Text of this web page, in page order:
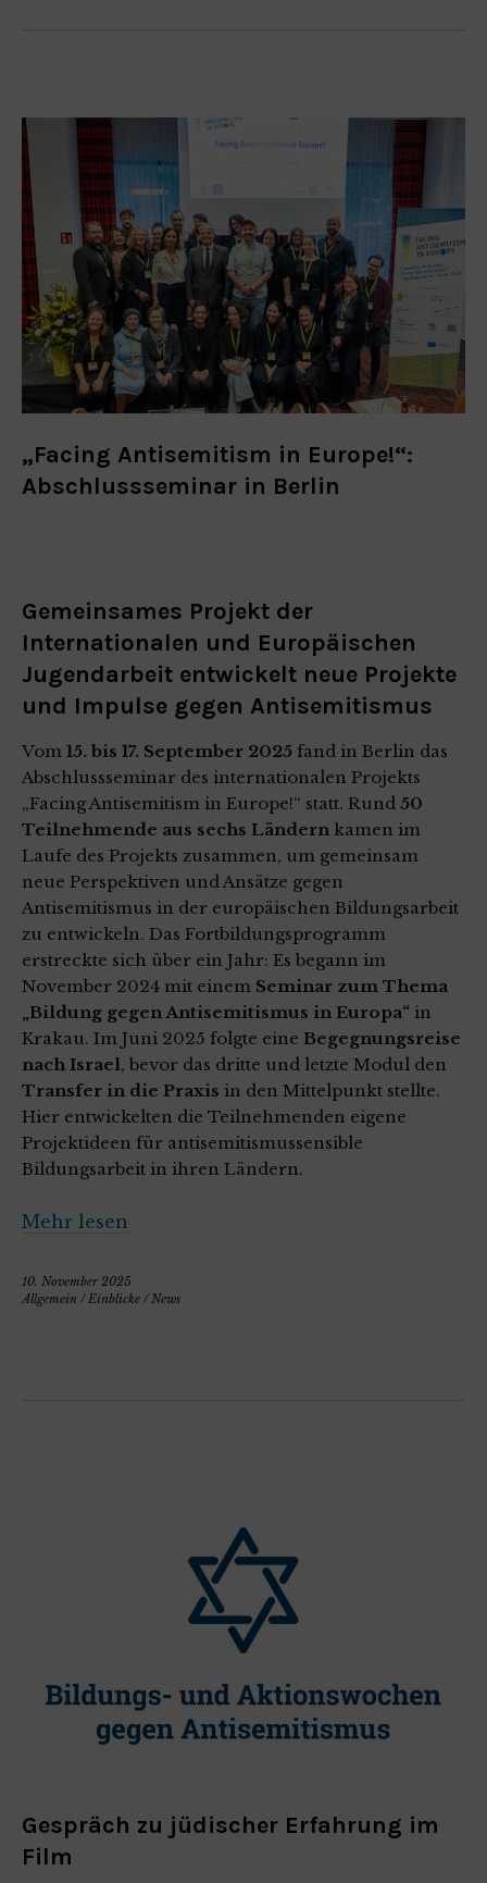
„Facing Antisemitism in Europe!“:
Abschlussseminar in Berlin
Gemeinsames Projekt der
Internationalen und Europäischen
Jugendarbeit entwickelt neue Projekte
und Impulse gegen Antisemitismus
Vom 15. bis 17. September 2025 fand in Berlin das
Abschlussseminar des internationalen Projekts
„Facing Antisemitism in Europe!“ statt. Rund 50
Teilnehmende aus sechs Ländern kamen im
Laufe des Projekts zusammen, um gemeinsam
neue Perspektiven und Ansätze gegen
Antisemitismus in der europäischen Bildungsarbeit
zu entwickeln. Das Fortbildungsprogramm
erstreckte sich über ein Jahr: Es begann im
November 2024 mit einem Seminar zum Thema
„Bildung gegen Antisemitismus in Europa“ in
Krakau. Im Juni 2025 folgte eine Begegnungsreise
nach Israel, bevor das dritte und letzte Modul den
Transfer in die Praxis in den Mittelpunkt stellte.
Hier entwickelten die Teilnehmenden eigene
Projektideen für antisemitismussensible
Bildungsarbeit in ihren Ländern.
Mehr lesen
10. November 2025
Allgemein /Einblicke /News
Gespräch zu jüdischer Erfahrung im
Film